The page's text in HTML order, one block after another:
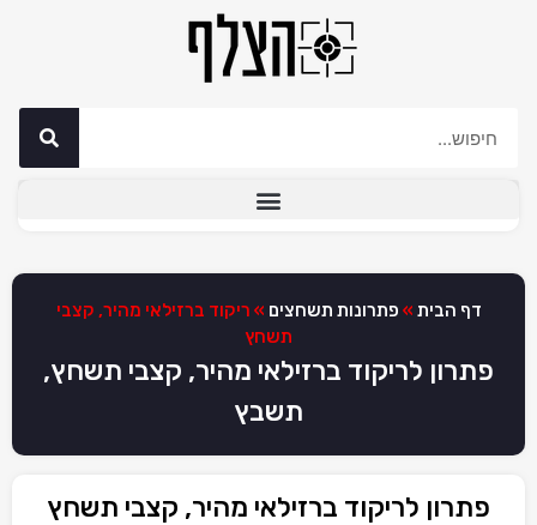
דף הבית » פתרונות תשחצים » ריקוד ברזילאי מהיר, קצבי
תשחץ
פתרון לריקוד ברזילאי מהיר, קצבי תשחץ,
תשבץ
פתרון לריקוד ברזילאי מהיר, קצבי תשחץ